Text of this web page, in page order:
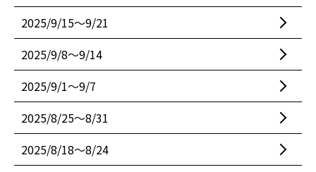
2025/9/15〜9/21
2025/9/8〜9/14
2025/9/1〜9/7
2025/8/25〜8/31
2025/8/18〜8/24